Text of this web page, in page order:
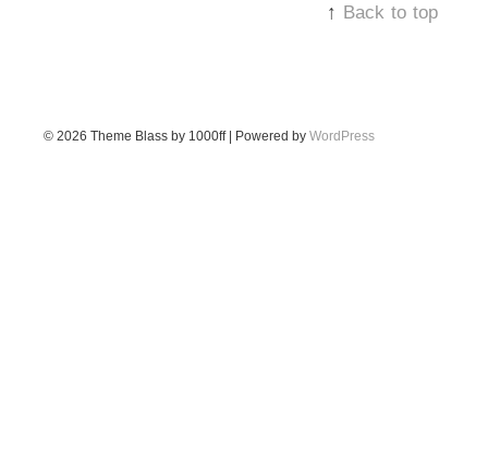
↑ Back to top
© 2026 Theme Blass by 1000ff | Powered by WordPress